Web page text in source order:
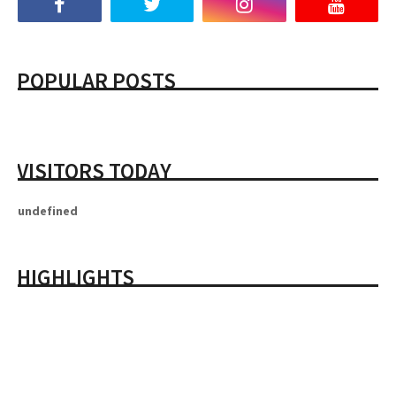
POPULAR POSTS
VISITORS TODAY
undefined
HIGHLIGHTS